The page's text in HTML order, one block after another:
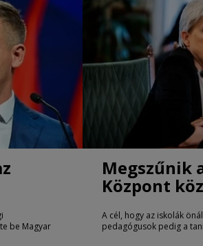
be Magyar
Megszűnik
Központ
szerepe
A cél, hogy az iskolák
pedagógusok pedig a